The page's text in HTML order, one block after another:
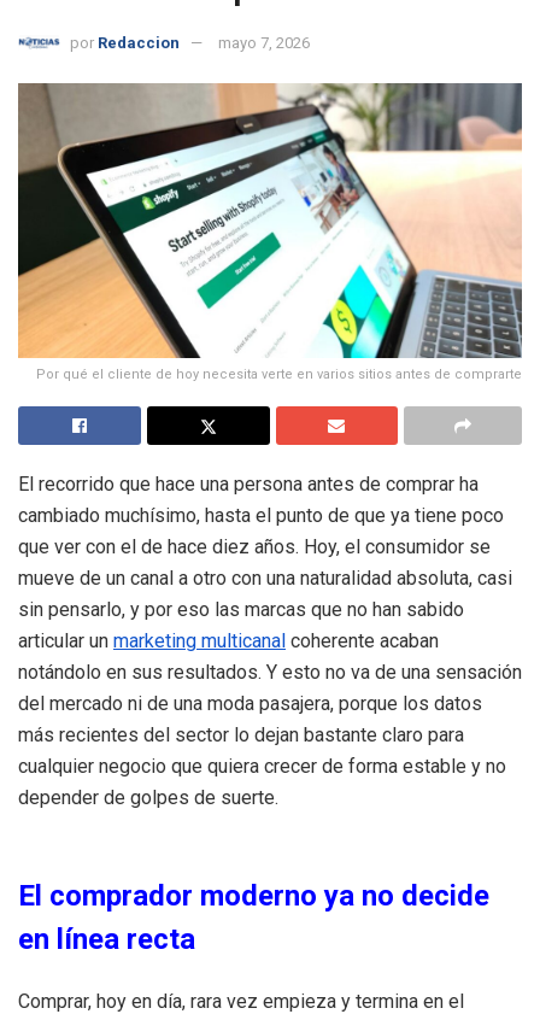
por Redaccion mayo 7, 2026
Por qué el cliente de hoy necesita verte en varios sitios antes de comprarte
El recorrido que hace una persona antes de comprar ha
cambiado muchísimo, hasta el punto de que ya tiene poco
que ver con el de hace diez años. Hoy, el consumidor se
mueve de un canal a otro con una naturalidad absoluta, casi
sin pensarlo, y por eso las marcas que no han sabido
articular un marketing multicanal coherente acaban
notándolo en sus resultados. Y esto no va de una sensación
del mercado ni de una moda pasajera, porque los datos
más recientes del sector lo dejan bastante claro para
cualquier negocio que quiera crecer de forma estable y no
depender de golpes de suerte.
El comprador moderno ya no decide
en línea recta
Comprar, hoy en día, rara vez empieza y termina en el